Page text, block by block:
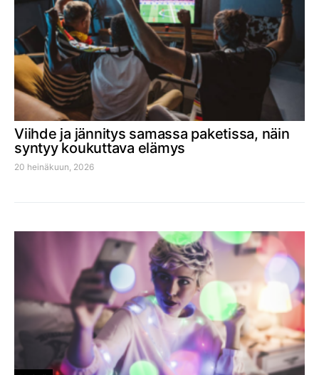
Viihde ja jännitys samassa paketissa, näin
syntyy koukuttava elämys
20 heinäkuun, 2026